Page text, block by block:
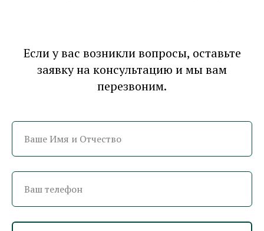
Если у вас возникли вопросы, оставьте
заявку на консультацию и мы вам
перезвоним.